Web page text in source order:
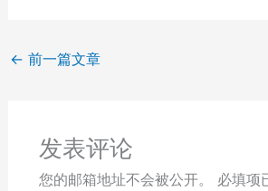
← 前一篇文章
发表评论
您的邮箱地址不会被公开。 必填项